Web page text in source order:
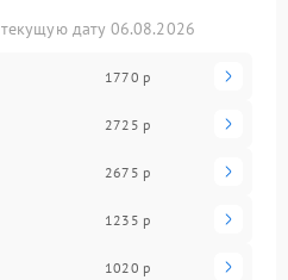
дату 06.08.2026
1770 р
2725 р
2675 р
1235 р
1020 р